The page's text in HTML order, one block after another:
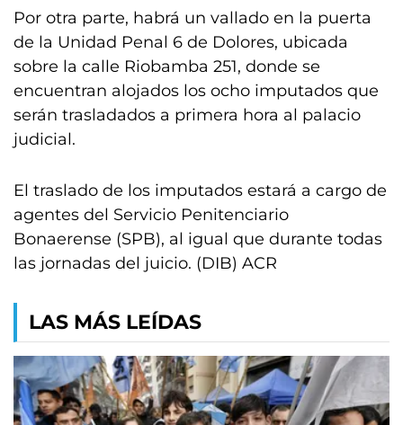
Por otra parte, habrá un vallado en la puerta
de la Unidad Penal 6 de Dolores, ubicada
sobre la calle Riobamba 251, donde se
encuentran alojados los ocho imputados que
serán trasladados a primera hora al palacio
judicial.
El traslado de los imputados estará a cargo de
agentes del Servicio Penitenciario
Bonaerense (SPB), al igual que durante todas
las jornadas del juicio. (DIB) ACR
LAS MÁS LEÍDAS